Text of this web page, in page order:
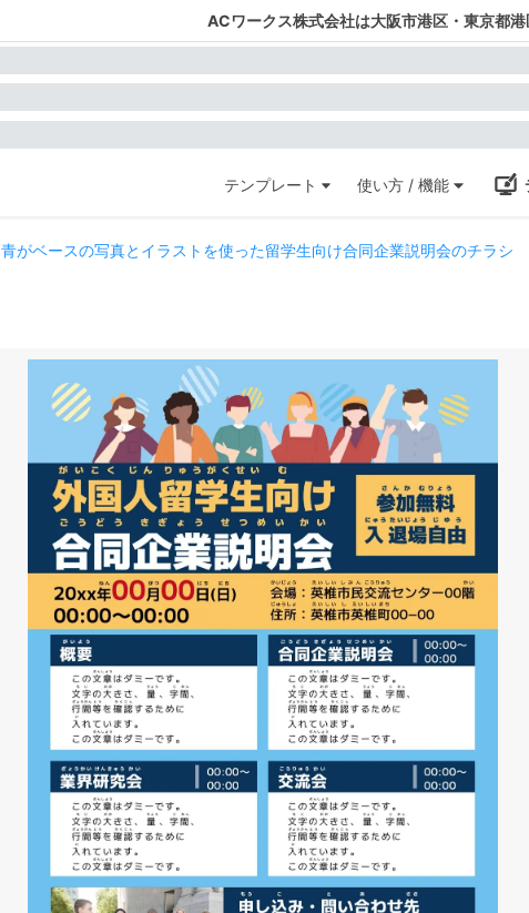
ACワークス株式会社は大阪市港区・東京都
テンプレート 使い方 / 機能
青がベースの写真とイラストを使った留学生向け合同企業説明会のチラシ